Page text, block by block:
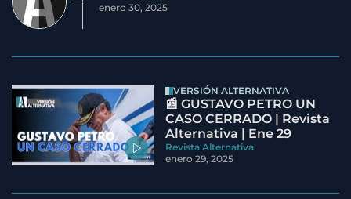
enero 30, 2025
VERSIÓN ALTERNATIVA
📰 GUSTAVO PETRO UN
CASO CERRADO | Revista
Alternativa | Ene 29
Revista Alternativa
enero 29, 2025